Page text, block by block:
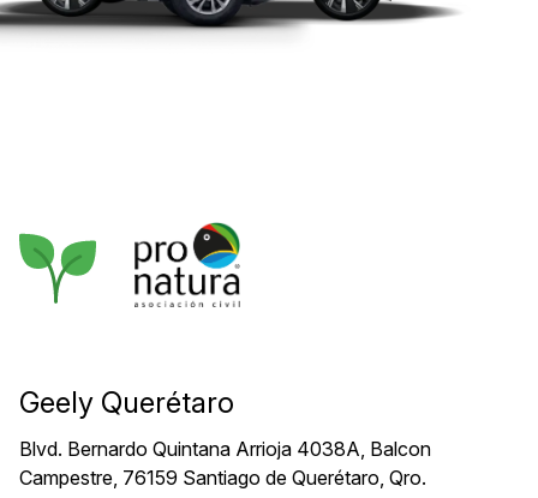
Geely Querétaro
Blvd. Bernardo Quintana Arrioja 4038A, Balcon
Campestre, 76159 Santiago de Querétaro, Qro.